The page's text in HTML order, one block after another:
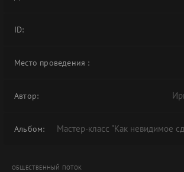
ID:
Место проведения :
Автор:
Альбом: Мастер-класс "Как невидимое
ОБЩЕСТВЕННЫЙ ПОТОК